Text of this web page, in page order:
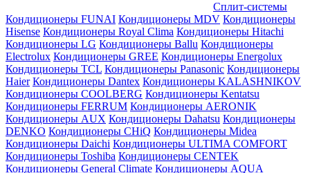
Сплит-системы
Кондиционеры FUNAI Кондиционеры MDV Кондиционеры
Hisense Кондиционеры Royal Clima Кондиционеры Hitachi
Кондиционеры LG Кондиционеры Ballu Кондиционеры
Electrolux Кондиционеры GREE Кондиционеры Energolux
Кондиционеры TCL Кондиционеры Panasonic Кондиционеры
Haier Кондиционеры Dantex Кондиционеры KALASHNIKOV
Кондиционеры СOOLBERG Кондиционеры Kentatsu
Кондиционеры FERRUM Кондиционеры AERONIK
Кондиционеры AUX Кондиционеры Dahatsu Кондиционеры
DENKO Кондиционеры CHiQ Кондиционеры Midea
Кондиционеры Daichi Кондиционеры ULTIMA COMFORT
Кондиционеры Toshiba Кондиционеры CENTEK
Кондиционеры General Climate Кондиционеры AQUA